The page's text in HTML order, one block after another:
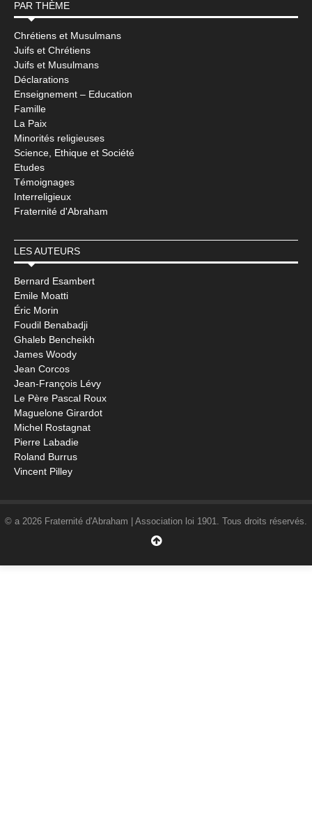
PAR THÈME
Chrétiens et Musulmans
Juifs et Chrétiens
Juifs et Musulmans
Déclarations
Enseignement – Education
Famille
La Paix
Minorités religieuses
Science, Ethique et Société
Etudes
Témoignages
Interreligieux
Fraternité d'Abraham
LES AUTEURS
Bernard Esambert
Emile Moatti
Éric Morin
Foudil Benabadji
Ghaleb Bencheikh
James Woody
Jean Corcos
Jean-François Lévy
Le Père Pascal Roux
Maguelone Girardot
Michel Rostagnat
Pierre Labadie
Roland Burrus
Vincent Pilley
© a 2026 Fraternité d'Abraham | Association loi 1901. Tous droits réservés.